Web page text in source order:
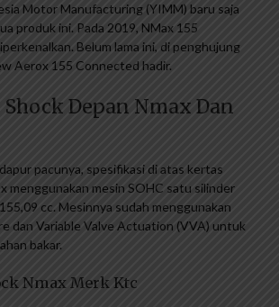
Motor Manufacturing (YIMM) baru saja
produk ini. Pada 2019, NMax 155
Belum lama ini, di penghujung
Aerox 155 Connected hadir.
Depan Nmax Dan
pacunya, spesifikasi di atas kertas
menggunakan mesin SOHC satu silinder
cc. Mesinnya sudah menggunakan
dan Variable Valve Actuation (VVA) untuk
bakar.
Nmax Merk Ktc